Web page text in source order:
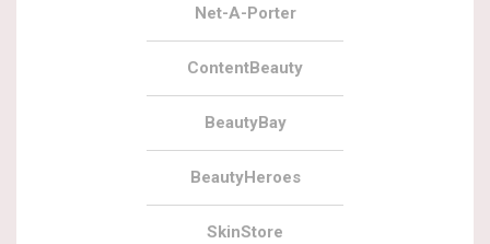
Net-A-Porter
ContentBeauty
BeautyBay
BeautyHeroes
SkinStore